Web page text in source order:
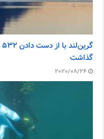
گذاشت
2020/08/24